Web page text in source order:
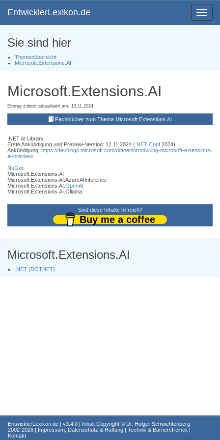
Toggle
EntwicklerLexikon.de
Sie sind hier
Themenübersicht
Microsoft.Extensions.AI
Microsoft.Extensions.AI
Eintrag zuletzt aktualisiert am: 13.11.2024
Fachbücher zum Thema Microsoft.Extensions.AI
.NET AI Library
Erste Ankündigung und Preview-Version: 12.11.2024 ( .NET Conf 2024)
Ankündigung: https://devblogs.microsoft.com/dotnet/introducing-microsoft-extensions-
ai-preview/
NuGet:
Microsoft.Extensions.AI
Microsoft.Extensions.AI.AzureAIInference
Microsoft.Extensions.AI. OpenAI
Microsoft.Extensions.AI.Ollama
Sind diese Inhalte hilfreich?
Buy me a coffee
Microsoft.Extensions.AI
.NET (DOTNET)
EntwicklerLexikon.de | v3.4.0 | Inhalt Copyright © Dr. Holger Schwichtenberg
2002-2026 | Impressum, Datenschutz & Haftung | Technik & Barrierefreiheit |
Kontakt